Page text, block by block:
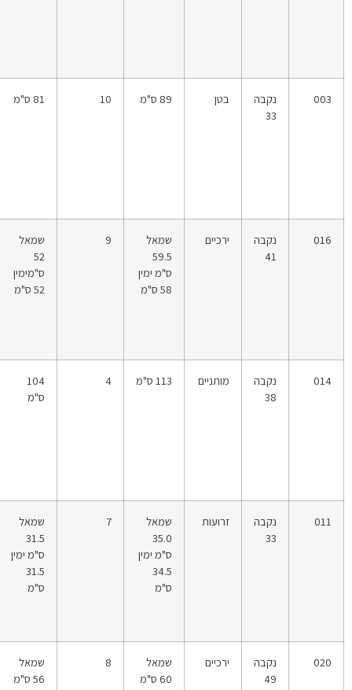
003
נקבה
33
בטן 89 ס"מ 10 81 ס"מ
016
נקבה
41
ירכיים
שמאל
59.5
ס"מ ימין
58 ס"מ
9
שמאל
52
ס"מימין
52 ס"מ
014
נקבה
38
מותניים 113 ס"מ 4
104
ס"מ
011
נקבה
33
זרועות
שמאל
35.0
ס"מ ימין
34.5
ס"מ
7
שמאל
31.5
ס"מ ימין
31.5
ס"מ
020
נקבה
49
ירכיים
שמאל
60 ס"מ
8
שמאל
56 ס"מ